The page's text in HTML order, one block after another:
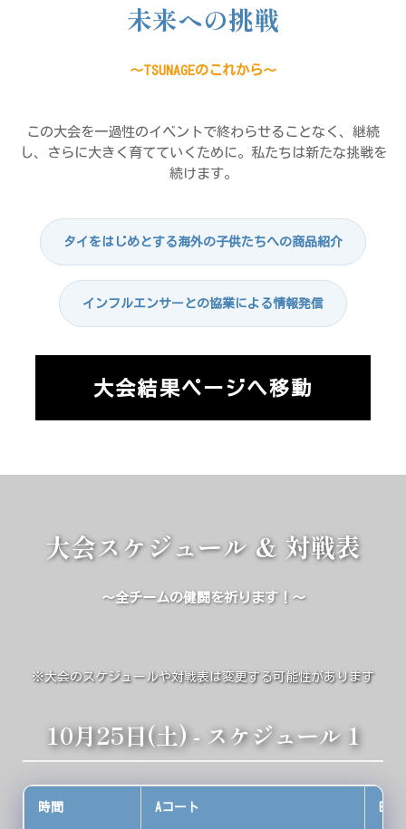
未来への挑戦
～TSUNAGEのこれから～
この大会を一過性のイベントで終わらせることなく、継続
し、さらに大きく育てていくために。私たちは新たな挑戦を
続けます。
タイをはじめとする海外の子供たちへの商品紹介
インフルエンサーとの協業による情報発信
大会結果ページへ移動
大会スケジュール & 対戦表
～全チームの健闘を祈ります！～
※大会のスケジュールや対戦表は変更する可能性があります
10月25日(土) - スケジュール 1
時間 Aコート Bコ